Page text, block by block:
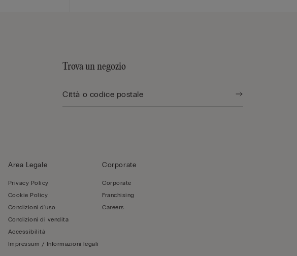
Trova un negozio
Area Legale
Privacy Policy
Cookie Policy
Condizioni d'uso
Condizioni di vendita
Accessibilità
Impressum / Informazioni legali
Corporate
Corporate
Franchising
Careers